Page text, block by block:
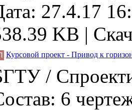
27.4.17
KB |
Курсовой проект - Привод к
/
6